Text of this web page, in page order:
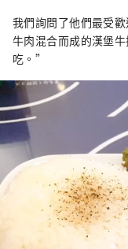
我們詢問了他們最受
牛肉混合而成的漢堡
吃。”